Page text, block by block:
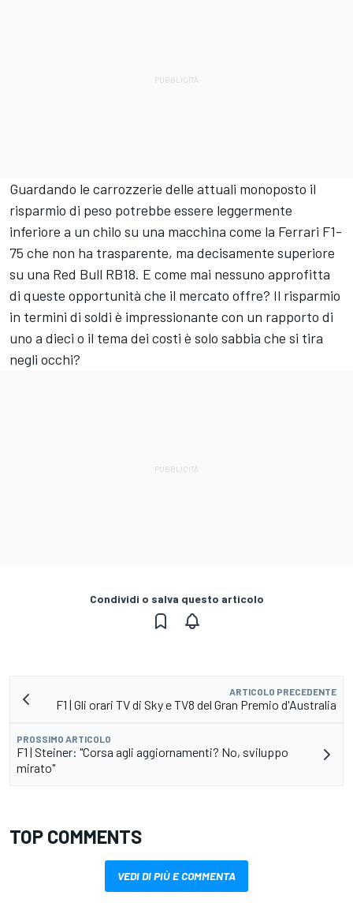
Guardando le carrozzerie delle attuali monoposto il
risparmio di peso potrebbe essere leggermente
inferiore a un chilo su una macchina come la Ferrari F1-
75 che non ha trasparente, ma decisamente superiore
su una Red Bull RB18. E come mai nessuno approfitta
di queste opportunità che il mercato offre? Il risparmio
in termini di soldi è impressionante con un rapporto di
uno a dieci o il tema dei costi è solo sabbia che si tira
negli occhi?
Condividi o salva questo articolo
ARTICOLO PRECEDENTE
F1 | Gli orari TV di Sky e TV8 del Gran Premio d'Australia
PROSSIMO ARTICOLO
F1 | Steiner: "Corsa agli aggiornamenti? No, sviluppo
mirato"
TOP COMMENTS
VEDI DI PIÙ E COMMENTA